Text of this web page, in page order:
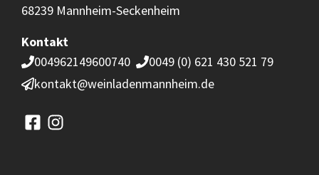
68239 Mannheim-Seckenheim
Kontakt
004962149600740
0049 (0) 621 430 521 79
kontakt@weinladenmannheim.de